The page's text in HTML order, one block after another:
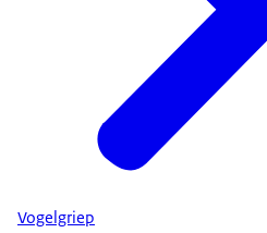
Vogelgriep